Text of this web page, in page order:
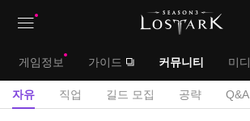
대
메
게임정보 가이드 커뮤니티 미
서
자유 직업 길드 모집 공략 Q&A